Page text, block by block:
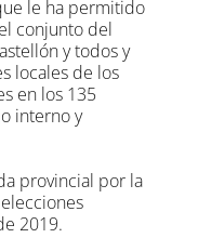
le ha permitido
conjunto del
y todos y
locales de los
en los 135
interno y
provincial por la
2019.